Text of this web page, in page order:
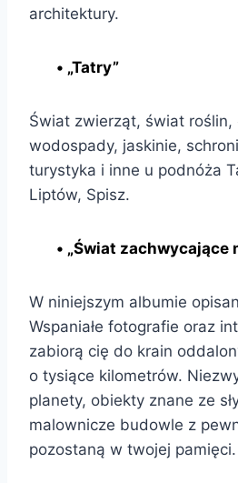
architektury.
• „Tatry”
Świat zwierząt, świat roślin,
wodospady, jaskinie,
turystyka i inne u podnóża
Liptów, Spisz.
• „Świat zachwycające
W niniejszym albumie
Wspaniałe fotografie oraz
zabiorą cię do krain
o tysiące kilometrów.
planety, obiekty znane ze
malownicze budowle z
pozostaną w twojej pamięci.